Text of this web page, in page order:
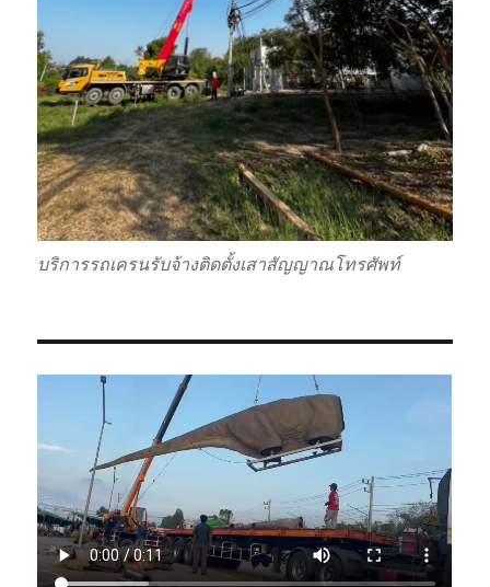
บริการรถเครนรับจ้างติดตั้งเสาสัญญาณโทรศัพท์